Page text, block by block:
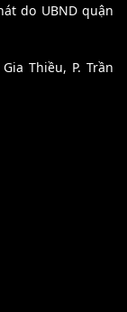
do UBND quận
Thiều, P. Trần